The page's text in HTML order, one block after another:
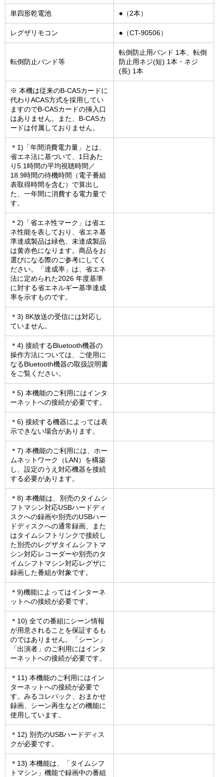
単四形乾電池 ●（2本）
レグザリモコン ●（CT-90506）
転倒防止バンド等
転倒防止用バンド 1本、転倒
防止用ネジ(短) 1本・ネジ
(長) 1本
※ 本機は従来のB-CASカードに
代わりACAS方式を採用してい
ますのでB-CASカードの挿入口
はありません。また、B-CASカ
ードは付属しておりません。
＊1)「年間消費電力量」とは、
省エネ法に基づいて、1日あた
り5.1時間の平均視聴時間／
18.9時間の待機時間（電子番組
表取得時間を含む）で算出し
た、一年間に消費する電力量で
す。
＊2)「省エネ性マーク」は省エ
ネ性能を表しており、省エネ基
準達成製品は緑色、未達成製品
は黄赤色になります。商品をお
選びになる際のご参考にしてく
ださい。「達成率」は、省エネ
法に定められた2026 年度基準
に対する省エネルギー基準達成
率を示すものです。
＊3) 8K放送の受信には対応し
ていません。
＊4) 接続するBluetooth機器の
操作方法については、ご使用に
なるBluetooth機器の取扱説明書
をご覧ください。
＊5) 本機能のご利用にはインタ
ーネットへの接続が必要です。
＊6) 接続する機器によっては表
示できない場合があります。
＊7) 本機能のご利用には、ホー
ムネットワーク（LAN）を構築
し、設定のうえ対応機器を接続
する必要があります。
＊8) 本機能は、別売のタイムシ
フトマシン対応USBハードディ
スクへの録画や別売のUSBハー
ドディスクへの通常録画、また
はタイムシフトリンクで接続し
た別売のレグザタイムシフトマ
シン対応レコーダーや別売のタ
イムシフトマシン対応レグザに
録画した番組が対象です。
＊9)機能によってはインターネ
ットへの接続が必要です。
＊10) 全ての番組にシーン情報
が用意されることを保証するも
のではありません。「シーン」
「出演者」のご利用にはインタ
ーネットへの接続が必要です。
＊11) 本機能のご利用にはイン
ターネットへの接続が必要で
す。みるコレパック、おまかせ
録画、シーン再生などの機能に
使用しています。
＊12) 別売のUSBハードディス
クが必要です。
＊13) 本機能は、「タイムシフ
トマシン」機能で録画中の番組